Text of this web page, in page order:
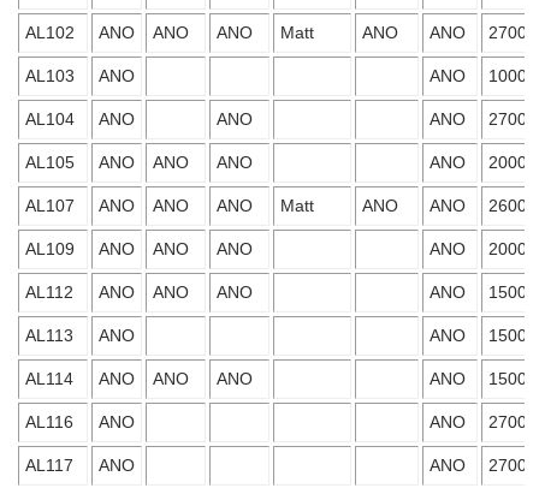
AL102 ANO ANO ANO Matt ANO ANO 2700
AL103 ANO ANO 1000
AL104 ANO ANO ANO 2700
AL105 ANO ANO ANO ANO 2000
AL107 ANO ANO ANO Matt ANO ANO 2600
AL109 ANO ANO ANO ANO 2000
AL112 ANO ANO ANO ANO 1500
AL113 ANO ANO 1500
AL114 ANO ANO ANO ANO 1500
AL116 ANO ANO 2700
AL117 ANO ANO 2700